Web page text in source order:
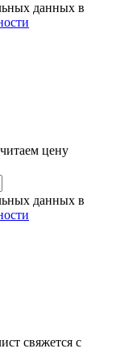
данных в
цену
данных в
свяжется с